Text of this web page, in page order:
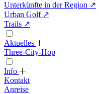
Unterkünfte in der Region ↗
Urban Golf ↗
Trails ↗
Aktuelles
Three-City-Hop
Info
Kontakt
Anreise